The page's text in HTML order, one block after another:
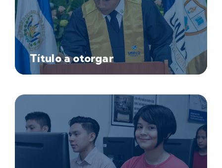
Título a otorgar